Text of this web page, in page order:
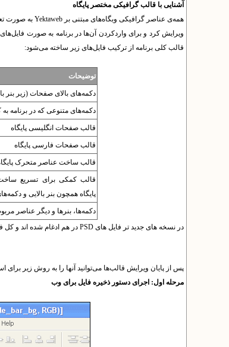
آشنایی با قالب گرافیکی مختصر پایگاه
قالب کلی برنامه از ترکیب فایل‌های زیر ساخته می‌شود:
توضیحات
دکمه‌های بالای صفحات (زیر بنر
دکمه‌های متنوعی که در برنامه به
قالب صفحات انگلیسی پایگاه
قالب صفحات فارسی پایگاه
قالب ساخت عناصر متحرک پایگاه
قالب کمکی برای تسریع
پایگاه همچون بنر بالایی و
دکمه‌ها، بنر‌ها و دیگر عناصر
در نسخه های جدید تر فایل های PSD در هم ادغام شده اند و کل فایل ها در یا فایل نهایی قرار گرفته است.
پس از پایان ویرایش قالب‌ها می‌توانید آنها را به روش زیر برای
مرحله اول: اجرای دستور ذخیره فایل برای وب